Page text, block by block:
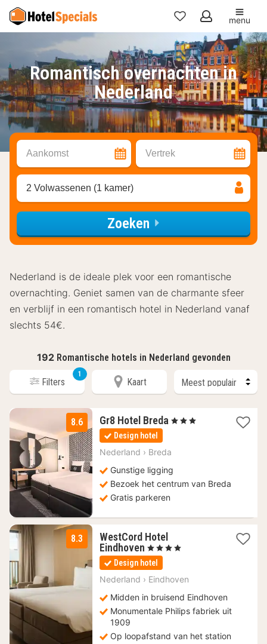
Mijn
favorieten
menu
Romantisch overnachten in
Nederland
Aankomst Vertrek
2 Volwassenen (1 kamer)
Zoeken
Nederland is de ideale plek voor een romantische
overnachting. Geniet samen van de charmante sfeer
en verblijf in een romantisch hotel in Nederland vanaf
slechts 54€.
192 Romantische hotels in Nederland gevonden
Filters
1
Kaart
8.6 Gr8 Hotel Breda 1
114
, 3 Sterren
Design hotel
Nederland › Breda
Gunstige ligging
Bezoek het centrum van Breda
Gratis parkeren
8.3
WestCord Hotel
Eindhoven 1
nacht
vanaf
110,57
, 4 Sterren
Design hotel
Nederland › Eindhoven
Midden in bruisend Eindhoven
Monumentale Philips fabriek uit
1909
Op loopafstand van het station